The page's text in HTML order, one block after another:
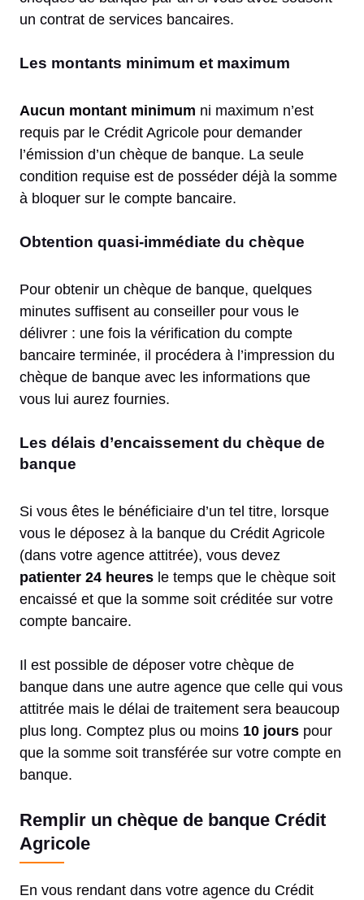
un contrat de services bancaires.
Les montants minimum et maximum
Aucun montant minimum ni maximum n’est
requis par le Crédit Agricole pour demander
l’émission d’un chèque de banque. La seule
condition requise est de posséder déjà la somme
à bloquer sur le compte bancaire.
Obtention quasi-immédiate du chèque
Pour obtenir un chèque de banque, quelques
minutes suffisent au conseiller pour vous le
délivrer : une fois la vérification du compte
bancaire terminée, il procédera à l’impression du
chèque de banque avec les informations que
vous lui aurez fournies.
Les délais d’encaissement du chèque de
banque
Si vous êtes le bénéficiaire d’un tel titre, lorsque
vous le déposez à la banque du Crédit Agricole
(dans votre agence attitrée), vous devez
patienter 24 heures le temps que le chèque soit
encaissé et que la somme soit créditée sur votre
compte bancaire.
Il est possible de déposer votre chèque de
banque dans une autre agence que celle qui vous
attitrée mais le délai de traitement sera beaucoup
plus long. Comptez plus ou moins 10 jours pour
que la somme soit transférée sur votre compte en
banque.
Remplir un chèque de banque Crédit
Agricole
En vous rendant dans votre agence du Crédit